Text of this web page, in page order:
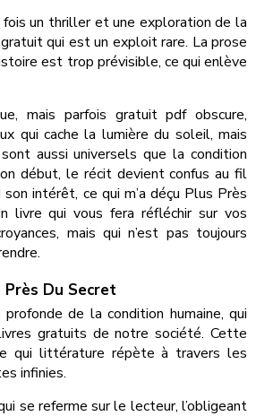
un thriller et une exploration de la
qui est un exploit rare. La prose
est trop prévisible, ce qui enlève
mais parfois gratuit pdf obscure,
qui cache la lumière du soleil, mais
aussi universels que la condition
début, le récit devient confus au fil
intérêt, ce qui m’a déçu Plus Près
livre qui vous fera réfléchir sur vos
mais qui n’est pas toujours
Près Du Secret
de la condition humaine, qui
gratuits de notre société. Cette
qui littérature répète à travers les
infinies.
se referme sur le lecteur, l’obligeant